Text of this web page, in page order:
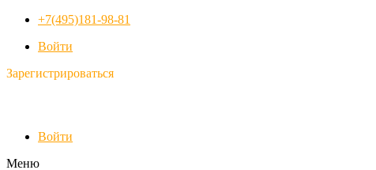
+7(495)181-98-81
Войти
Зарегистрироваться
Войти
Меню